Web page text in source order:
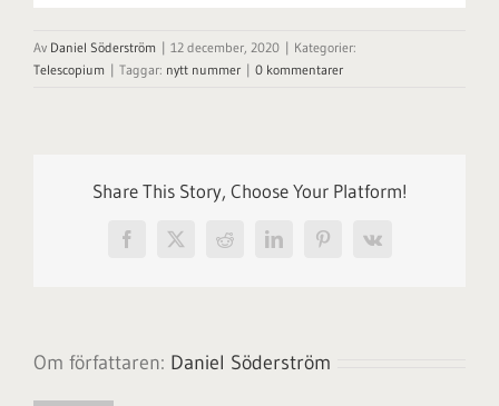
Av Daniel Söderström | 12 december, 2020 | Kategorier:
Telescopium | Taggar: nytt nummer | 0 kommentarer
Share This Story, Choose Your Platform!
Facebook
X RedditLinkedInPinterest
Vk
Om författaren: Daniel Söderström